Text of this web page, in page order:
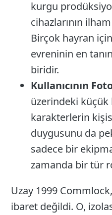
kurgu
cihazlarının
Birçok hayran
evreninin en
biridir.
Kullanıcının
üzerindeki
karakterlerin
duygusunu da
sadece bir
zamanda bir tür
Uzay 1999
ibaret değildi. O,